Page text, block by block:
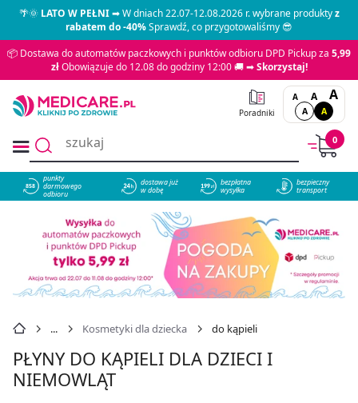
🌴🌞LATO W PEŁNI➡ W dniach 22.07-12.08.2026 r. wybrane produktyz
rabatem do -40%Sprawdź, co przygotowaliśmy 😎
📦 Dostawa do automatów paczkowych i punktów odbioru DPD Pickup za 5,99
złObowiązuje do 12.08 do godziny 12:00 🚚 ➡Skorzystaj!
Poradniki
A A A
A A
0
858
punkty
darmowego
odbioru
dostawa już
w dobę
bezpłatna
wysyłka
bezpieczny
transport
Kosmetyki dla dziecka do kąpieli
PŁYNY DO KĄPIELI DLA DZIECI I
NIEMOWLĄT